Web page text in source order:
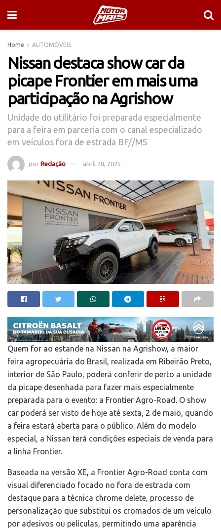
Home AUTOMÓVEIS
Nissan destaca show car da
picape Frontier em mais uma
participação na Agrishow
Unidade do utilitário foi preparada especialmente
para a feira em parceria com o canal especializado
em veículos fora de estrada BF//MS
por Redação abril 28, 2025
Quem for ao estande na Nissan na Agrishow, a maior
feira agropecuária do Brasil, realizada em Ribeirão Preto,
interior de São Paulo, poderá conferir de perto a unidade
da picape desenhada para fazer mais especialmente
preparada para o evento: a Frontier Agro-Road. O show
car poderá ser visto de hoje até sexta, 2 de maio, quando
a feira estará aberta para o público. Além do modelo
especial, a Nissan terá condições especiais de venda para
a linha Frontier.
Baseada na versão XE, a Frontier Agro-Road conta com
visual diferenciado focado no fora de estrada com
destaque para a técnica chrome delete, processo de
personalização que substitui os cromados de um veículo
por adesivos ou películas, permitindo uma aparência